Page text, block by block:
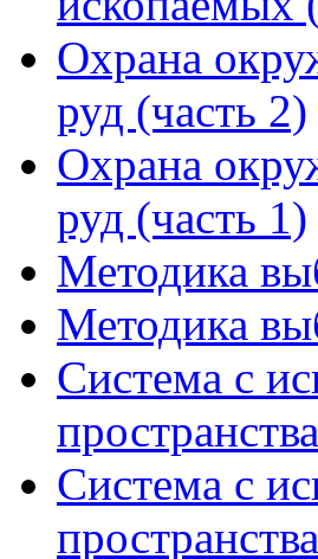
Охрана
руд (часть 2)
Охрана
руд (часть 1)
Методика
Методика
Система с
Система с